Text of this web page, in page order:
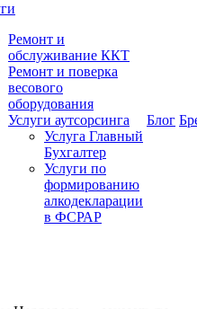
Ремонт и
обслуживание ККТ
Ремонт и поверка
весового
оборудования
Услуги аутсорсинга
Услуга Главный
Бухгалтер
Услуги по
формированию
алкодекларации
в ФСРАР
Блог